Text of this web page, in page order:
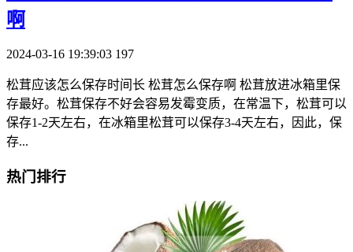
啊
2024-03-16 19:39:03 197
松茸应该怎么保存时间长 松茸怎么保存啊 松茸放进冰箱里保
存最好。松茸保存不好会容易发霉变质，在常温下，松茸可以
保存1-2天左右，在冰箱里松茸可以保存3-4天左右，因此，保
存...
热门排行